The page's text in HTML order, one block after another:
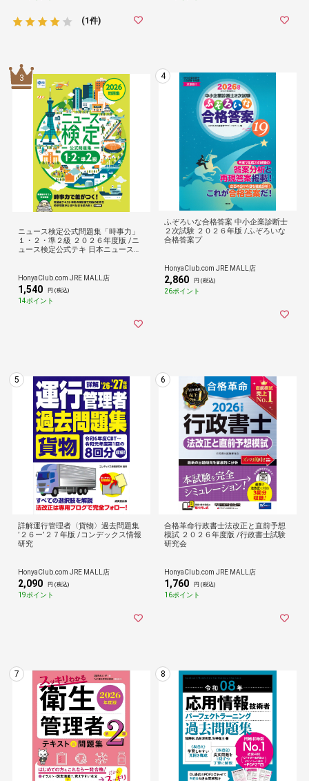
(1件)
3
ニュース検定公式問題集「時事力」
１・２・準２級 ２０２６年度版 /ニ
ュース検定公式テキ 日本ニュース時
HonyaClub.com JRE MALL店
1,540 円 (税込)
14ポイント
4
ふぞろいな合格答案 中小企業診断士
２次試験 ２０２６年版 /ふぞろいな
合格答案プ
HonyaClub.com JRE MALL店
2,860 円 (税込)
26ポイント
5
詳解運行管理者〈貨物〉過去問題集
’２６ー’２７年版 /コンデックス情報
研究
HonyaClub.com JRE MALL店
2,090 円 (税込)
19ポイント
6
合格革命行政書士法改正と直前予想
模試 ２０２６年度版 /行政書士試験
研究会
HonyaClub.com JRE MALL店
1,760 円 (税込)
16ポイント
7 8